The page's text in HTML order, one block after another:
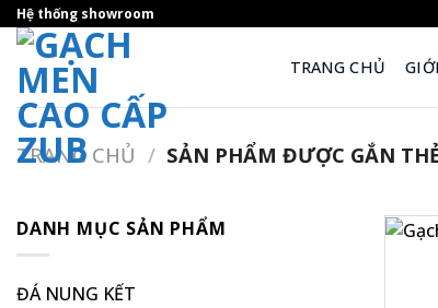
Skip
to
content
Hệ thống showroom
TRANG CHỦ
TRANG CHỦ / SẢN PHẨM ĐƯỢC GẮN
DANH MỤC SẢN PHẨM
ĐÁ NUNG KẾT
+